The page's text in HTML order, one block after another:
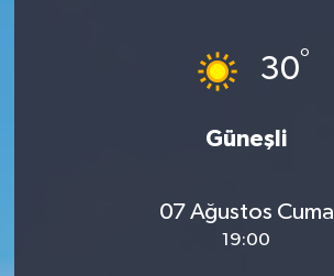
30°
Güneşli
07 Ağustos Cuma
19:00
Yüksek İstişare Kurulu